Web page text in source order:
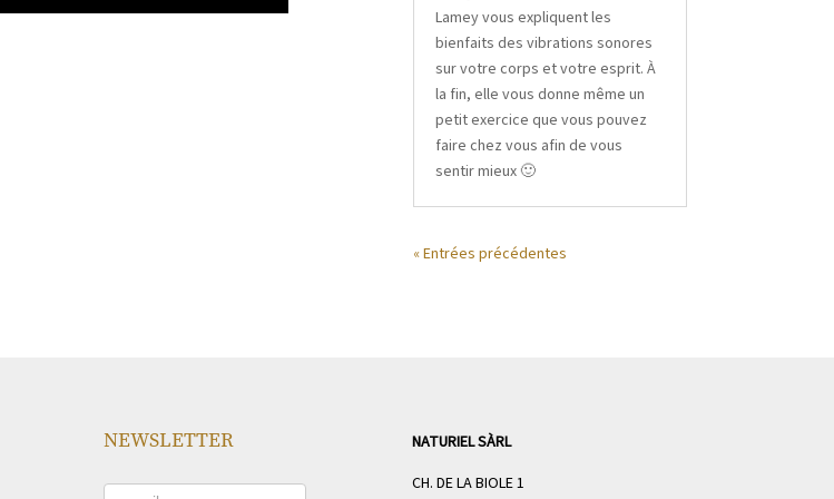
Lamey vous expliquent les
bienfaits des vibrations sonores
sur votre corps et votre esprit. À
la fin, elle vous donne même un
petit exercice que vous pouvez
faire chez vous afin de vous
sentir mieux 🙂
« Entrées précédentes
NEWSLETTER
NATURIEL SÀRL
CH. DE LA BIOLE 1